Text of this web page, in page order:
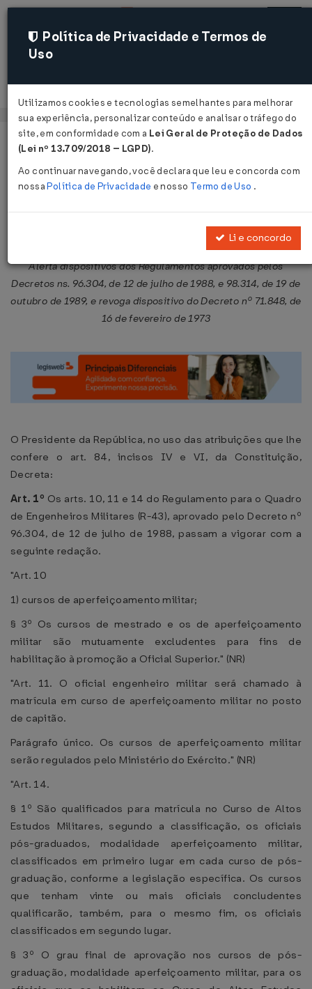
Acessar
Página Inicial Legislações
Decreto Nº 2731 DE 11/08/1998
Publicado no DOU em 12 ago 1998
Alerta dispositivos dos Regulamentos aprovados pelos
Decretos ns. 96.304, de 12 de julho de 1988, e 98.314, de 19 de
outubro de 1989, e revoga dispositivo do Decreto nº 71.848, de
16 de fevereiro de 1973
O Presidente da República, no uso das atribuições que lhe
confere o art. 84, incisos IV e VI, da Constituição,
Decreta:
Art. 1º Os arts. 10, 11 e 14 do Regulamento para o Quadro
de Engenheiros Militares (R-43), aprovado pelo Decreto nº
96.304, de 12 de julho de 1988, passam a vigorar com a
seguinte redação.
"Art. 10
1) cursos de aperfeiçoamento militar;
§ 3º Os cursos de mestrado e os de aperfeiçoamento
militar são mutuamente excludentes para fins de
habilitação à promoção a Oficial Superior." (NR)
"Art. 11. O oficial engenheiro militar será chamado à
matrícula em curso de aperfeiçoamento militar no posto
de capitão.
Parágrafo único. Os cursos de aperfeiçoamento militar
serão regulados pelo Ministério do Exército." (NR)
"Art. 14.
§ 1º São qualificados para matrícula no Curso de Altos
Estudos Militares, segundo a classificação, os oficiais
pós-graduados, modalidade aperfeiçoamento militar,
classificados em primeiro lugar em cada curso de pós-
graduação, conforme a legislação específica. Os cursos
que tenham vinte ou mais oficiais concludentes
qualificarão, também, para o mesmo fim, os oficiais
classificados em segundo lugar.
§ 3º O grau final de aprovação nos cursos de pós-
graduação, modalidade aperfeiçoamento militar, para os
Política de Privacidade e Termos de
Uso
Utilizamos cookies e tecnologias semelhantes para melhorar
sua experiência, personalizar conteúdo e analisar o tráfego do
site, em conformidade com a Lei Geral de Proteção de Dados
(Lei nº 13.709/2018 – LGPD).
Ao continuar navegando, você declara que leu e concorda com
nossaPolítica de Privacidade e nosso Termo de Uso .
Li e concordo